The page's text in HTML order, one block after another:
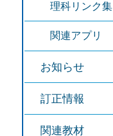
理科リンク集
関連アプリ
お知らせ
訂正情報
関連教材